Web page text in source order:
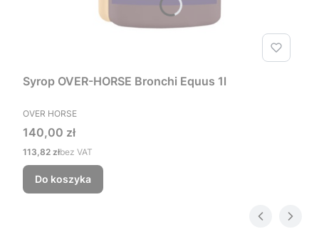
Syrop OVER-HORSE Bronchi Equus 1l
PRODUCENT
OVER HORSE
Cena
140,00 zł
Cena
113,82 złbez VAT
Do koszyka